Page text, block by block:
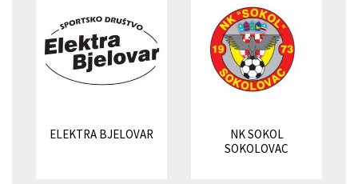
ELEKTRA BJELOVAR
NK SOKOL
SOKOLOVAC